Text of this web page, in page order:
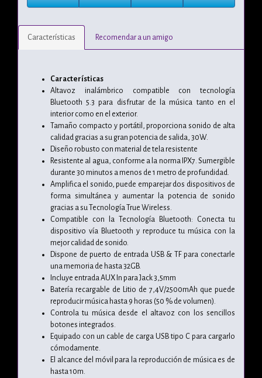
Características Recomendar a un amigo
Características
Altavoz inalámbrico compatible con tecnología
Bluetooth 5.3 para disfrutar de la música tanto en el
interior como en el exterior.
Tamaño compacto y portátil, proporciona sonido de alta
calidad gracias a su gran potencia de salida, 30W.
Diseño robusto con material de tela resistente
Resistente al agua, conforme a la norma IPX7. Sumergible
durante 30 minutos a menos de 1 metro de profundidad.
Amplifica el sonido, puede emparejar dos dispositivos de
forma simultánea y aumentar la potencia de sonido
gracias a su Tecnología True Wireless.
Compatible con la Tecnología Bluetooth: Conecta tu
dispositivo vía Bluetooth y reproduce tu música con la
mejor calidad de sonido.
Dispone de puerto de entrada USB & TF para conectarle
una memoria de hasta 32GB.
Incluye entrada AUX In para Jack 3,5mm
Batería recargable de Litio de 7,4V/2500mAh que puede
reproducir música hasta 9 horas (50 % de volumen).
Controla tu música desde el altavoz con los sencillos
botones integrados.
Equipado con un cable de carga USB tipo C para cargarlo
cómodamente.
El alcance del móvil para la reproducción de música es de
hasta 10m.